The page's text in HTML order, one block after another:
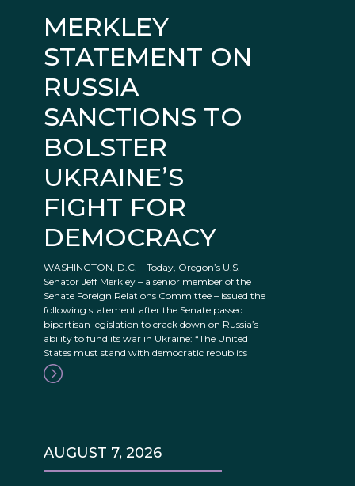
MERKLEY
STATEMENT ON
RUSSIA
SANCTIONS TO
BOLSTER
UKRAINE’S
FIGHT FOR
DEMOCRACY
WASHINGTON, D.C. – Today, Oregon’s U.S.
Senator Jeff Merkley – a senior member of the
Senate Foreign Relations Committee – issued the
following statement after the Senate passed
bipartisan legislation to crack down on Russia’s
ability to fund its war in Ukraine: “The United
States must stand with democratic republics
AUGUST 7, 2026